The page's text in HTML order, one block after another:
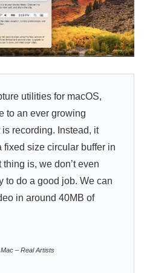
utilities for macOS,
to an ever growing
recording. Instead, it
fixed size circular buffer in
is, we don’t even
to do a good job. We can
in around 40MB of
– Real Artists